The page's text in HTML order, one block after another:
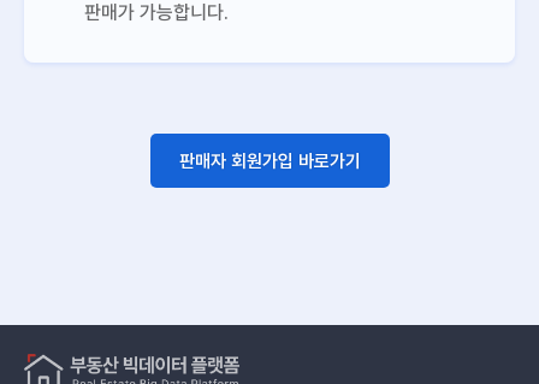
판매가 가능합니다.
판매자 회원가입 바로가기